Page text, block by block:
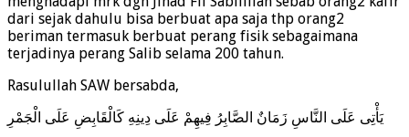
dari sejak dahulu bisa berbuat apa saja thp orang2
beriman termasuk berbuat perang fisik sebagaimana
terjadinya perang Salib selama 200 tahun.
Rasulullah SAW bersabda,
يَأْتِى عَلَى النَّاسِ زَمَانٌ الصَّابِرُ فِيهِمْ عَلَى دِينِهِ كَالْقَابِضِ عَلَى الْجَمْرِ